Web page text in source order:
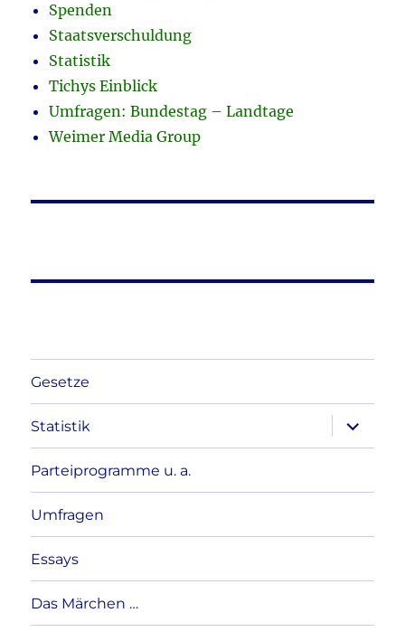
Spenden
Staatsverschuldung
Statistik
Tichys Einblick
Umfragen: Bundestag – Landtage
Weimer Media Group
Gesetze
Statistik
anzeigen
Parteiprogramme u. a.
Umfragen
Essays
Das Märchen …